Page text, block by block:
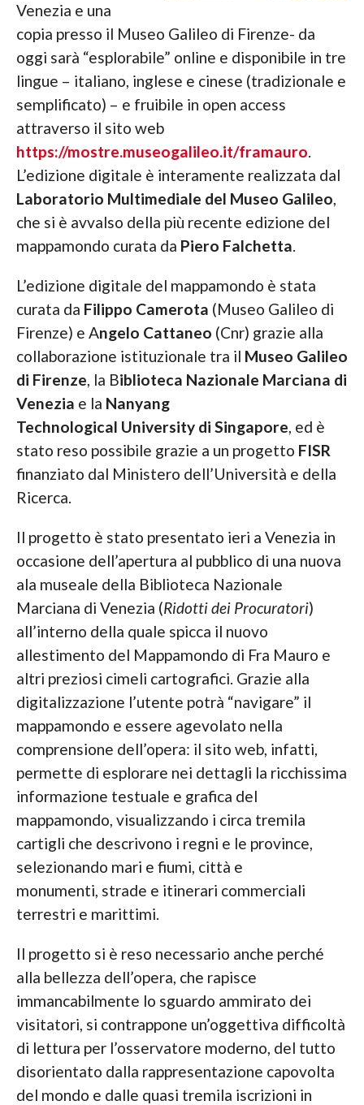
Venezia e una
copia presso il Museo Galileo di Firenze- da
oggi sarà “esplorabile” online e disponibile in tre
lingue – italiano, inglese e cinese (tradizionale e
semplificato) – e fruibile in open access
attraverso il sito web
https://mostre.museogalileo.it/framauro.
L’edizione digitale è interamente realizzata dal
Laboratorio Multimediale del Museo Galileo,
che si è avvalso della più recente edizione del
mappamondo curata da Piero Falchetta.
L’edizione digitale del mappamondo è stata
curata da Filippo Camerota (Museo Galileo di
Firenze) e Angelo Cattaneo (Cnr) grazie alla
collaborazione istituzionale tra il Museo Galileo
di Firenze, la Biblioteca Nazionale Marciana di
Venezia e la Nanyang
Technological University di Singapore, ed è
stato reso possibile grazie a un progetto FISR
finanziato dal Ministero dell’Università e della
Ricerca.
Il progetto è stato presentato ieri a Venezia in
occasione dell’apertura al pubblico di una nuova
ala museale della Biblioteca Nazionale
Marciana di Venezia (Ridotti dei Procuratori)
all’interno della quale spicca il nuovo
allestimento del Mappamondo di Fra Mauro e
altri preziosi cimeli cartografici. Grazie alla
digitalizzazione l’utente potrà “navigare” il
mappamondo e essere agevolato nella
comprensione dell’opera: il sito web, infatti,
permette di esplorare nei dettagli la ricchissima
informazione testuale e grafica del
mappamondo, visualizzando i circa tremila
cartigli che descrivono i regni e le province,
selezionando mari e fiumi, città e
monumenti, strade e itinerari commerciali
terrestri e marittimi.
Il progetto si è reso necessario anche perché
alla bellezza dell’opera, che rapisce
immancabilmente lo sguardo ammirato dei
visitatori, si contrappone un’oggettiva difficoltà
di lettura per l’osservatore moderno, del tutto
disorientato dalla rappresentazione capovolta
del mondo e dalle quasi tremila iscrizioni in